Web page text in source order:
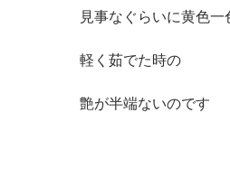
見事なぐらいに黄色一
軽く茹でた時の
艶が半端ないのです